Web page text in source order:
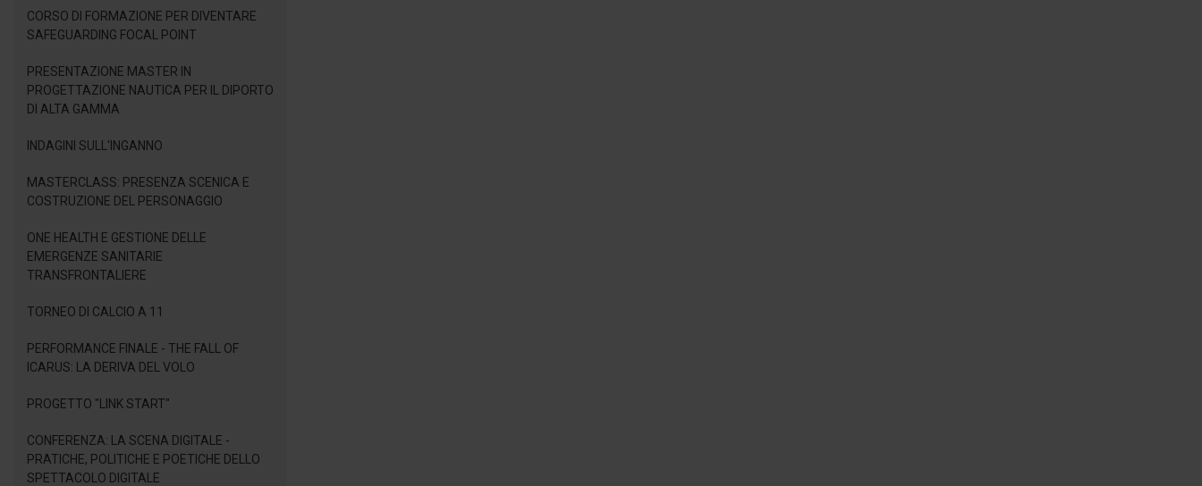
CORSO DI FORMAZIONE PER DIVENTARE
SAFEGUARDING FOCAL POINT
PRESENTAZIONE MASTER IN
PROGETTAZIONE NAUTICA PER IL DIPORTO
DI ALTA GAMMA
INDAGINI SULL'INGANNO
MASTERCLASS: PRESENZA SCENICA E
COSTRUZIONE DEL PERSONAGGIO
ONE HEALTH E GESTIONE DELLE
EMERGENZE SANITARIE
TRANSFRONTALIERE
TORNEO DI CALCIO A 11
PERFORMANCE FINALE - THE FALL OF
ICARUS: LA DERIVA DEL VOLO
PROGETTO "LINK START"
CONFERENZA: LA SCENA DIGITALE -
PRATICHE, POLITICHE E POETICHE DELLO
SPETTACOLO DIGITALE